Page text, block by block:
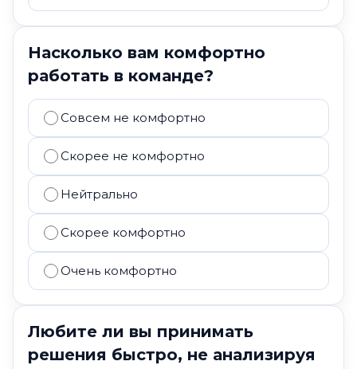
Насколько вам комфортно
работать в команде?
Совсем не комфортно
Скорее не комфортно
Нейтрально
Скорее комфортно
Очень комфортно
Любите ли вы принимать
решения быстро, не анализируя